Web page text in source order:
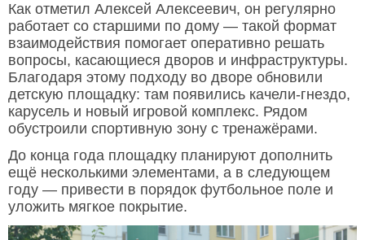
Как отметил Алексей Алексеевич, он регулярно
работает со старшими по дому — такой формат
взаимодействия помогает оперативно решать
вопросы, касающиеся дворов и инфраструктуры.
Благодаря этому подходу во дворе обновили
детскую площадку: там появились качели-гнездо,
карусель и новый игровой комплекс. Рядом
обустроили спортивную зону с тренажёрами.
До конца года площадку планируют дополнить
ещё несколькими элементами, а в следующем
году — привести в порядок футбольное поле и
уложить мягкое покрытие.